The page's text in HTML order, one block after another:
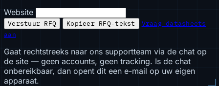
Website
Verstuur RFQ Kopieer RFQ-tekst
Vraag datasheets
aan
Gaat rechtstreeks naar ons supportteam via de chat op
de site — geen accounts, geen tracking. Is de chat
onbereikbaar, dan opent dit een e-mail op uw eigen
apparaat.